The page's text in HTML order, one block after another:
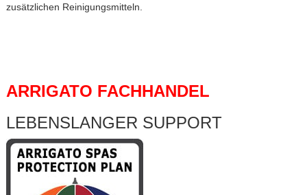
zusätzlichen Reinigungsmitteln.
ARRIGATO FACHHANDEL
LEBENSLANGER SUPPORT